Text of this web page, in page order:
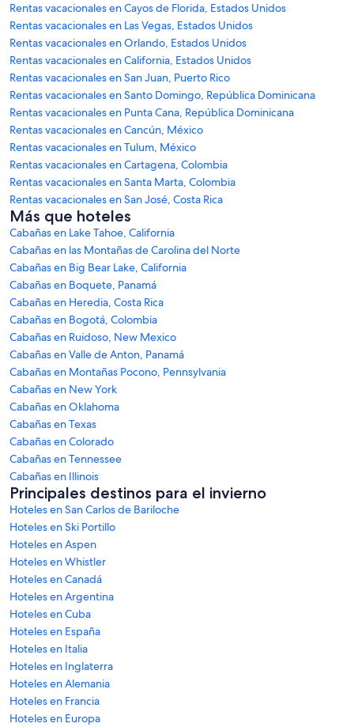
Rentas vacacionales en Cayos de Florida, Estados Unidos
Rentas vacacionales en Las Vegas, Estados Unidos
Rentas vacacionales en Orlando, Estados Unidos
Rentas vacacionales en California, Estados Unidos
Rentas vacacionales en San Juan, Puerto Rico
Rentas vacacionales en Santo Domingo, República Dominicana
Rentas vacacionales en Punta Cana, República Dominicana
Rentas vacacionales en Cancún, México
Rentas vacacionales en Tulum, México
Rentas vacacionales en Cartagena, Colombia
Rentas vacacionales en Santa Marta, Colombia
Rentas vacacionales en San José, Costa Rica
Más que hoteles
Cabañas en Lake Tahoe, California
Cabañas en las Montañas de Carolina del Norte
Cabañas en Big Bear Lake, California
Cabañas en Boquete, Panamá
Cabañas en Heredia, Costa Rica
Cabañas en Bogotá, Colombia
Cabañas en Ruidoso, New Mexico
Cabañas en Valle de Anton, Panamá
Cabañas en Montañas Pocono, Pennsylvania
Cabañas en New York
Cabañas en Oklahoma
Cabañas en Texas
Cabañas en Colorado
Cabañas en Tennessee
Cabañas en Illinois
Principales destinos para el invierno
Hoteles en San Carlos de Bariloche
Hoteles en Ski Portillo
Hoteles en Aspen
Hoteles en Whistler
Hoteles en Canadá
Hoteles en Argentina
Hoteles en Cuba
Hoteles en España
Hoteles en Italia
Hoteles en Inglaterra
Hoteles en Alemania
Hoteles en Francia
Hoteles en Europa